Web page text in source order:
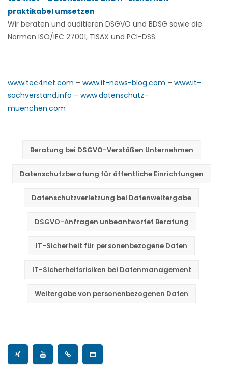
praktikabel umsetzen
Wir beraten und auditieren DSGVO und BDSG sowie die
Normen ISO/IEC 27001, TISAX und PCI-DSS.
www.tec4net.com – www.it-news-blog.com – www.it-
sachverstand.info – www.datenschutz-
muenchen.com
Beratung bei DSGVO-Verstößen Unternehmen
Datenschutzberatung für öffentliche Einrichtungen
Datenschutzverletzung bei Datenweitergabe
DSGVO-Anfragen unbeantwortet Beratung
IT-Sicherheit für personenbezogene Daten
IT-Sicherheitsrisiken bei Datenmanagement
Weitergabe von personenbezogenen Daten